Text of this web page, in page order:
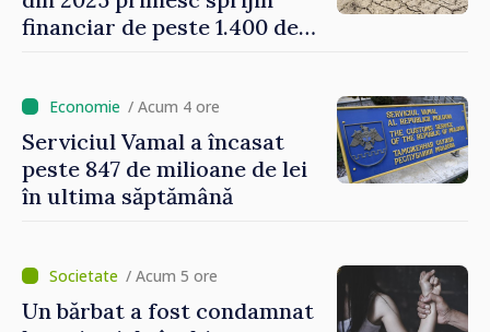
financiar de peste 1.400 de
/ Acum 4 ore
Serviciul Vamal a încasat
peste 847 de milioane de lei
în ultima săptămână
/ Acum 5 ore
Un bărbat a fost condamnat